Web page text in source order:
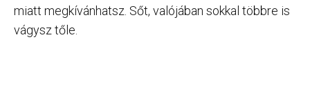
miatt megkívánhatsz. Sőt, valójában sokkal többre is
vágysz tőle.